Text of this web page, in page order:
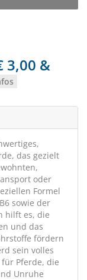
3,00 &
das gezielt
oder
Formel
sowie der
hilft es, die
und das
fördern
sein volles
Pferde, die
Unruhe